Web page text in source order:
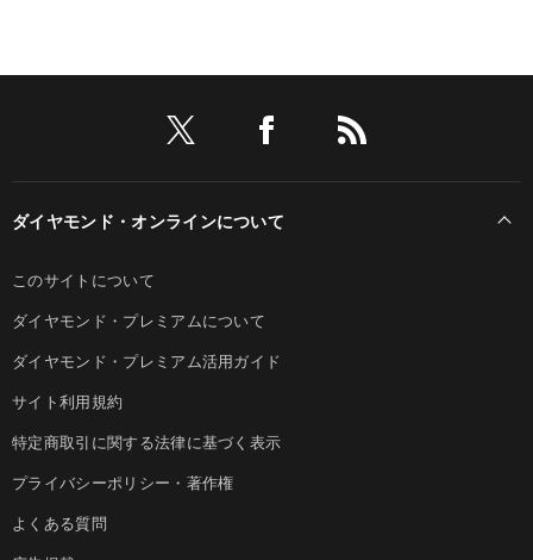
ダイヤモンド・オンラインについて
このサイトについて
ダイヤモンド・プレミアムについて
ダイヤモンド・プレミアム活用ガイド
サイト利用規約
特定商取引に関する法律に基づく表示
プライバシーポリシー・著作権
よくある質問